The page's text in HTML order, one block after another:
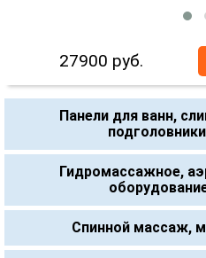
27900 руб.
Панели для ванн,
Гидромассажное,
Спинной массаж,